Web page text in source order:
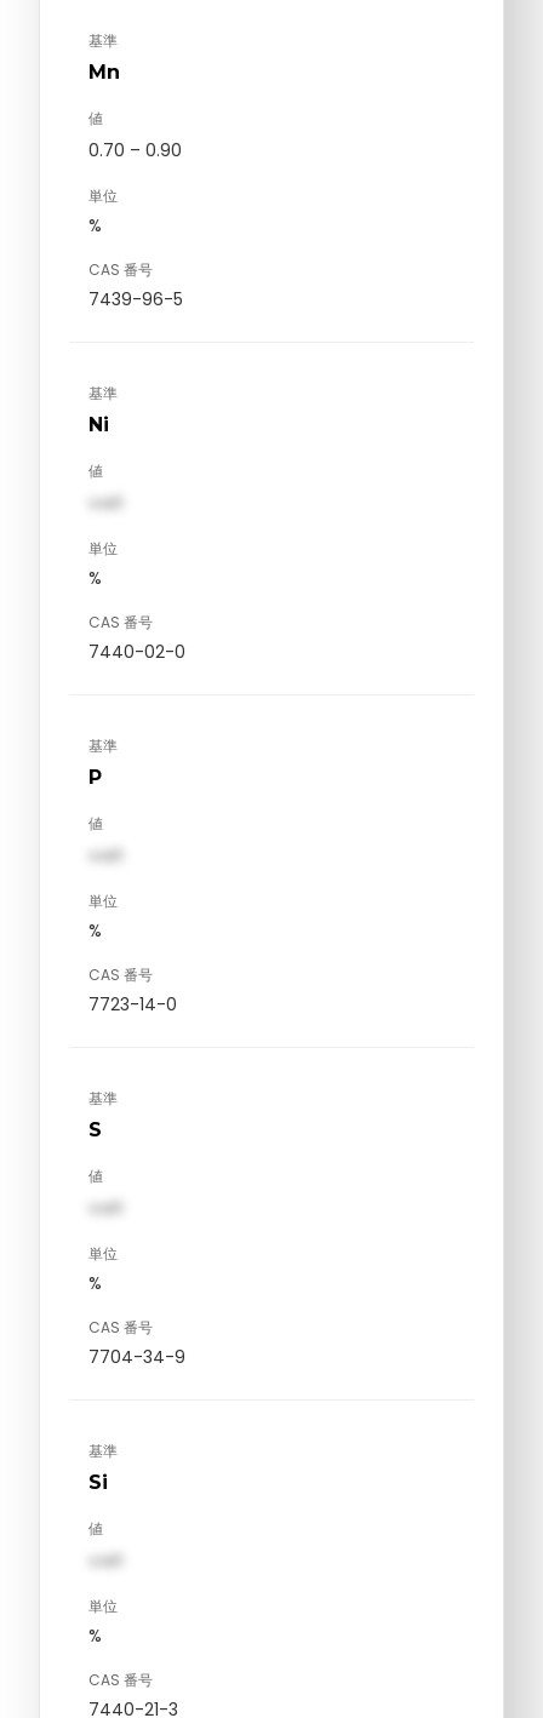
基準
Mn
値
0.70 – 0.90
単位
%
CAS 番号
7439-96-5
基準
Ni
値
val1
単位
%
CAS 番号
7440-02-0
基準
P
値
val1
単位
%
CAS 番号
7723-14-0
基準
S
値
val1
単位
%
CAS 番号
7704-34-9
基準
Si
値
val1
単位
%
CAS 番号
7440-21-3